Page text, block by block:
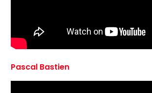
Pascal Bastien